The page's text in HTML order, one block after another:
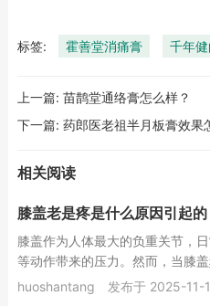
标签: 霍善堂消痛膏 千年
上一篇: 苗鹊堂通络膏怎么样？
下一篇: 药郎医老祖半月板膏效果
相关阅读
膝盖老是疼是什么原因引起
膝盖作为人体最大的负重关节，
等动作带来的压力。然而，当膝
质量，更可能是身体发出的健康
huoshantang 发布于 2025-11-